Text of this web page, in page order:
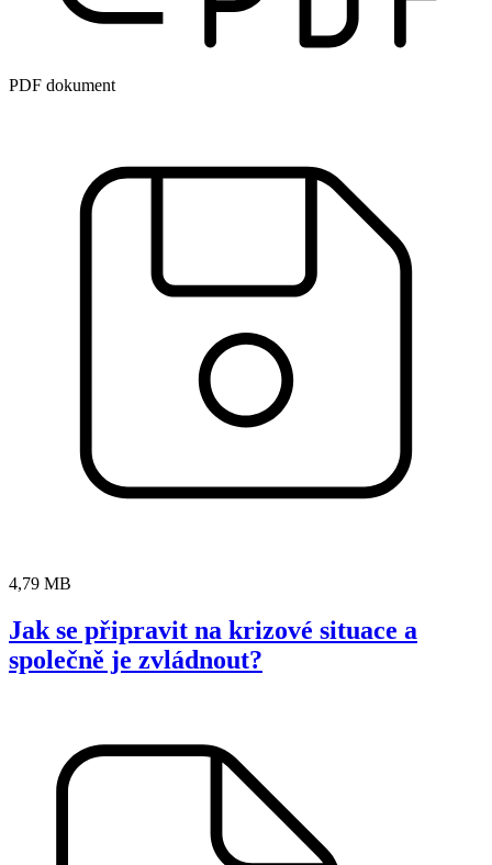
PDF dokument
4,79 MB
Jak se připravit na krizové situace a
společně je zvládnout?